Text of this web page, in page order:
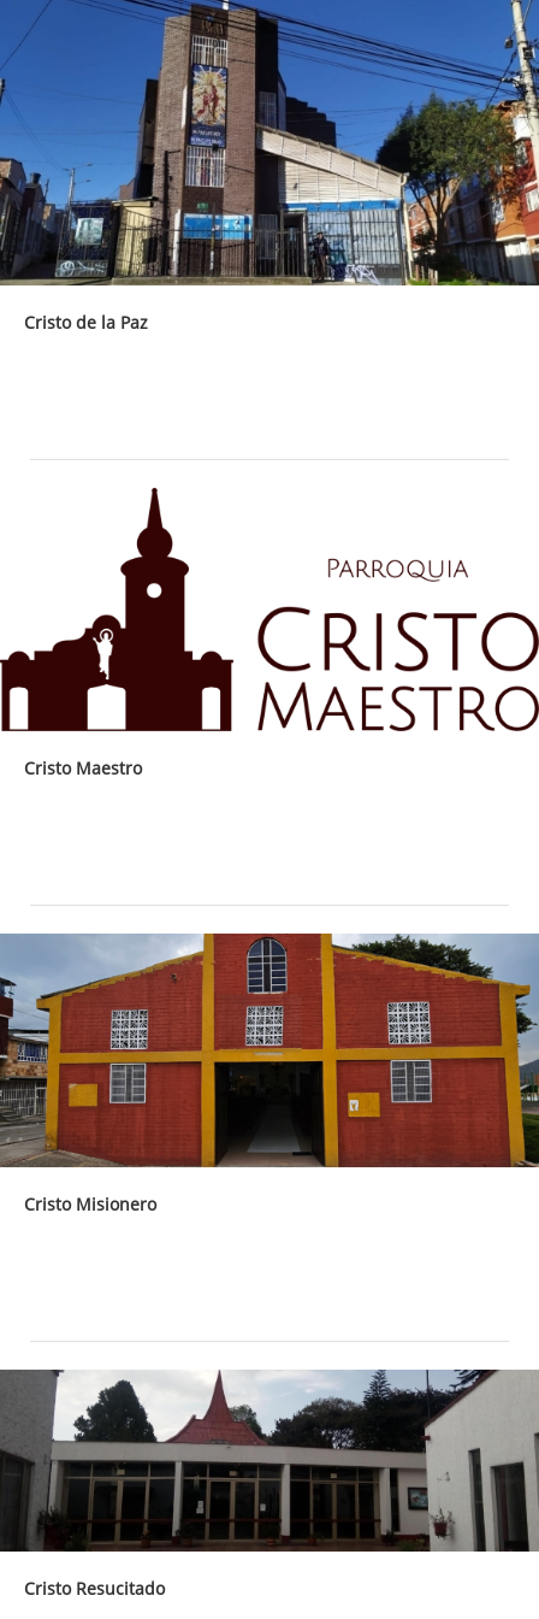
Cristo de la Paz
Cristo Maestro
Cristo Misionero
Cristo Resucitado